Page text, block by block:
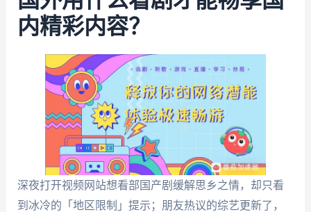
内精彩内容？
深夜打开视频网站想看部国产剧缓解思乡之情，却只看
到冰冷的「地区限制」提示；朋友热议的综艺更新了，